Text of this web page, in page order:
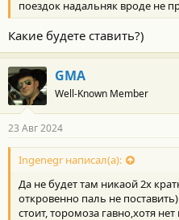
поездок надальняк вроде не
Какие будете ставить?)
GMA
Well-Known Member
23 Авг 2024
Ingenegr написал(а):
Да не будет там никаой 2х
откровенно паль не
стоит, торомоза гавно,хотя